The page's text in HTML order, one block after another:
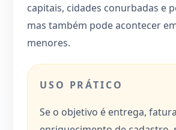
capitais, cidades conurbadas e
mas também pode acontecer
menores.
USO PRÁTICO
Se o objetivo é entrega,